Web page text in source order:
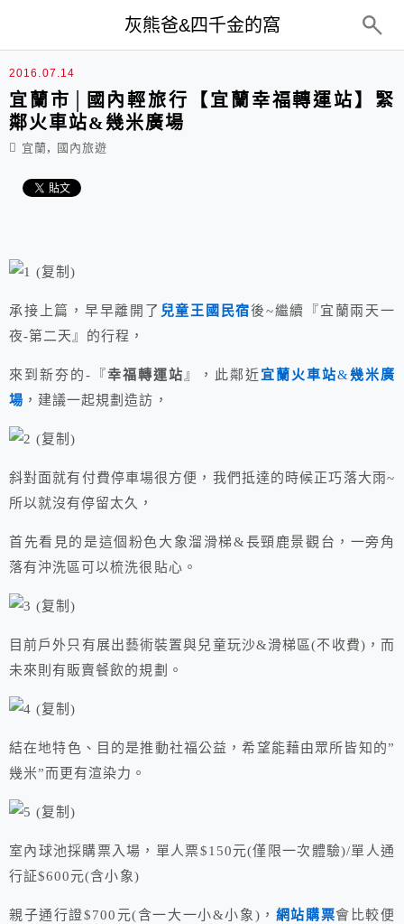
灰熊爸&四千金的窩
2016.07.14
宜蘭市│國內輕旅行【宜蘭幸福轉運站】緊
鄰火車站&幾米廣場
宜蘭, 國內旅遊
承接上篇，早早離開了 兒童王國民宿後~繼續『宜蘭兩天一
夜-第二天』的行程，
來到新夯的-『幸福轉運站』，此鄰近宜蘭火車站&幾米廣
場 ，建議一起規劃造訪，
斜對面就有付費停車場很方便，我們抵達的時候正巧落大雨~
所以就沒有停留太久，
首先看見的是這個粉色大象溜滑梯&長頸鹿景觀台，一旁角
落有沖洗區可以梳洗很貼心。
目前戶外只有展出藝術裝置與兒童玩沙&滑梯區(不收費)，而
未來則有販賣餐飲的規劃。
結在地特色、目的是推動社福公益，希望能藉由眾所皆知的”
幾米”而更有渲染力。
室內球池採購票入場，單人票$150元(僅限一次體驗)/單人通
行証$600元(含小象)
親子通行證$700元(含一大一小&小象)， 網站購票會比較便